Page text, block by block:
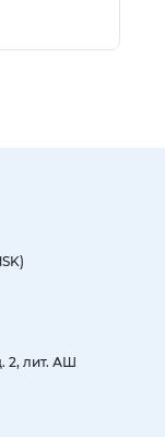
2, лит. АШ